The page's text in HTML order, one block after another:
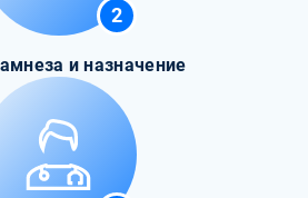
2
и назначение